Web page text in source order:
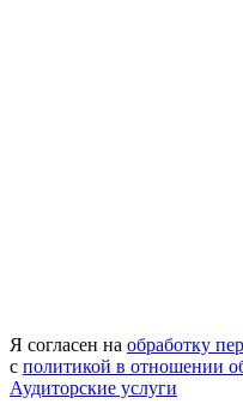
Я согласен на обработку
с политикой в отношении
Аудиторские услуги